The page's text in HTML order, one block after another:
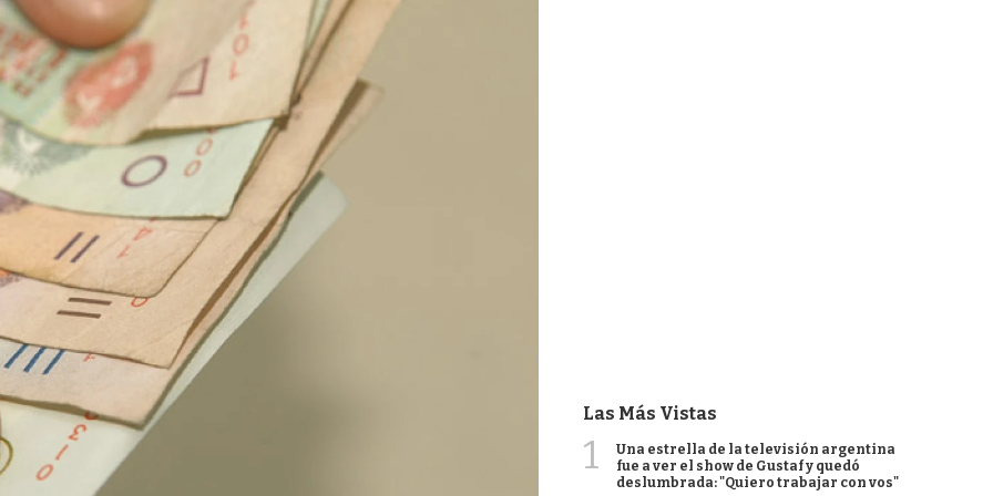
Las Más Vistas
1
Una estrella de la televisión argentina
fue a ver el show de Gustaf y quedó
deslumbrada: "Quiero trabajar con vos"